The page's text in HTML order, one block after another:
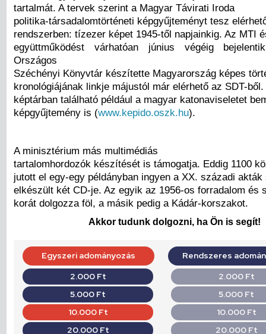
tartalmát. A tervek szerint a Magyar Távirati Iroda
politika-társadalomtörténeti képgyűjteményt tesz
rendszerben: tízezer képet 1945-től napjainkig. Az MTI
együttműködést várhatóan június végéig
Országos
Széchényi Könyvtár készítette Magyarország képes
kronológiájának linkje májustól már elérhető az SDT-ből.
képtárban található például a magyar katonaviseletet
képgyűjtemény is (www.kepido.oszk.hu).
A minisztérium más multimédiás
tartalomhordozók készítését is támogatja. Eddig 1100
jutott el egy-egy példányban ingyen a XX. századi akták
elkészült két CD-je. Az egyik az 1956-os forradalom és
korát dolgozza föl, a másik pedig a Kádár-korszakot.
Akkor tudunk dolgozni, ha Ön is segít!